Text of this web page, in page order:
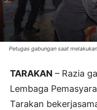
Petugas gabungan saat
TARAKAN – Razia
Lembaga
Tarakan